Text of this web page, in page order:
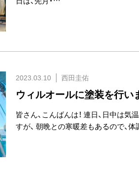
2023.03.10 西田圭佑
ウィルオールに塗装を行いま
皆さん、こんばんは！ 連日、日中は
すが、 朝晩との寒暖差もあるので、